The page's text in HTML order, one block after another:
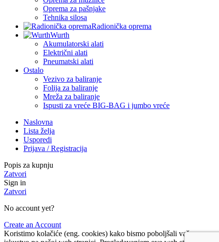
Oprema za pašnjake
Tehnika silosa
Radionička oprema
Wurth
Akumulatorski alati
Električni alati
Pneumatski alati
Ostalo
Vezivo za baliranje
Folija za baliranje
Mreža za baliranje
Ispusti za vreće BIG-BAG i jumbo vreće
Naslovna
Lista želja
Usporedi
Prijava / Registracija
Popis za kupnju
Zatvori
Sign in
Zatvori
No account yet?
Create an Account
Koristimo kolačiće (eng. cookies) kako bismo poboljšali vaše